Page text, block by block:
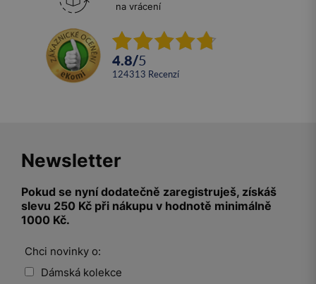
na vrácení
4.8/5
124313 recenzí
Newsletter
Pokud se nyní dodatečně zaregistruješ, získáš
slevu 250 Kč při nákupu v hodnotě minimálně
1000 Kč.
Chci novinky o:
Dámská kolekce